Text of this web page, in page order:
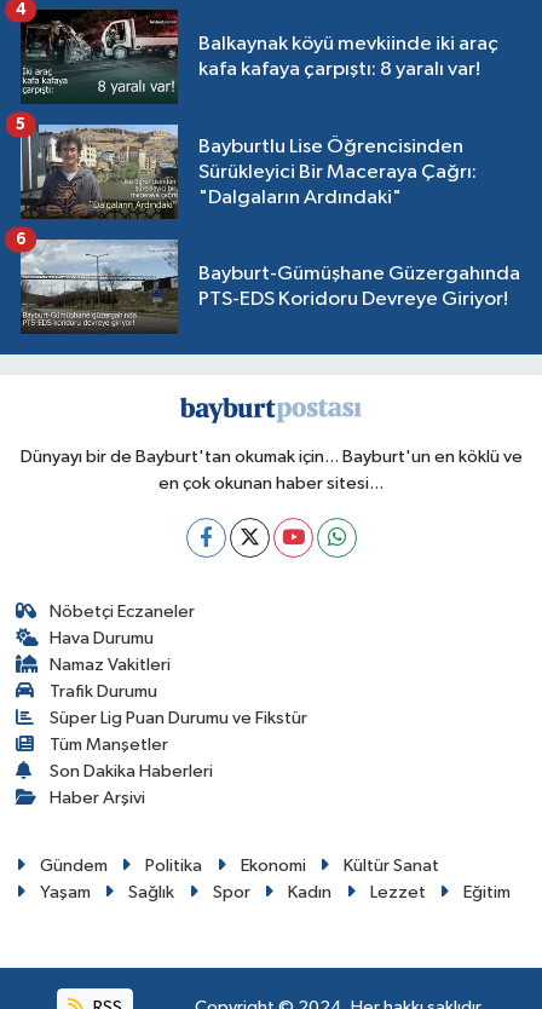
Balkaynak köyü mevkiinde iki araç
kafa kafaya çarpıştı: 8 yaralı var!
4
Bayburtlu Lise Öğrencisinden
Sürükleyici Bir Maceraya Çağrı:
"Dalgaların Ardındaki"
5
Bayburt-Gümüşhane Güzergahında
PTS-EDS Koridoru Devreye Giriyor!
6
Dünyayı bir de Bayburt'tan okumak için... Bayburt'un en köklü ve
en çok okunan haber sitesi...
Nöbetçi Eczaneler
Hava Durumu
Namaz Vakitleri
Trafik Durumu
Süper Lig Puan Durumu ve Fikstür
Tüm Manşetler
Son Dakika Haberleri
Haber Arşivi
Gündem Politika Ekonomi
Kültür Sanat
Yaşam
Sağlık Spor Kadın Lezzet Eğitim